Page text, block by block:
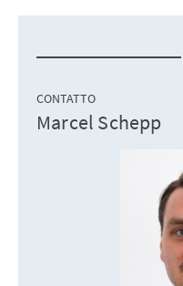
CONTATTO
Marcel Schepp